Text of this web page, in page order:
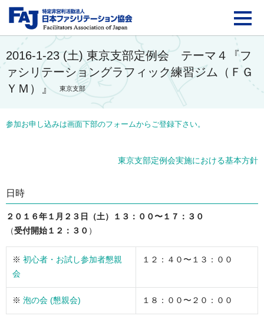
FAJ：特定非営利活動
2016-1-23 (土) 東京支部定例会 テーマ４『フ
ァシリテーショングラフィック練習ジム（ＦＧ
ＹＭ）』
東京支部
参加お申し込みは画面下部のフォームからご登録下さい。
東京支部定例会実施における基本方針
日時
２０１６年１月２３日（土）１３：００〜１７：３０
（受付開始１２：３０ ）
※ 初心者・お試し参加者懇親
会
１２：４０〜１３：００
※ 泡の会 (懇親会) １８：００〜２０：００